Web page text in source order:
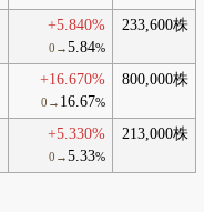
+5.840%
0→5.84%
233,600株
+16.670%
0→ 16.67%
800,000株
+5.330%
0→5.33%
213,000株